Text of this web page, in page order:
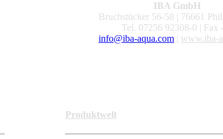
IBA GmbH
Bruchstücker 56-58 | 76661
Tel. 07256 92308-0 | Fax
info@iba-aqua.com | www.iba-
Produktwelt